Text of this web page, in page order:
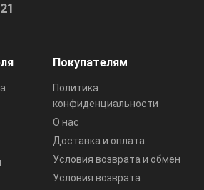
Покупателям
Политика
конфиденциальности
О нас
Доставка и оплата
Условия возврата и обмен
Условия возврата